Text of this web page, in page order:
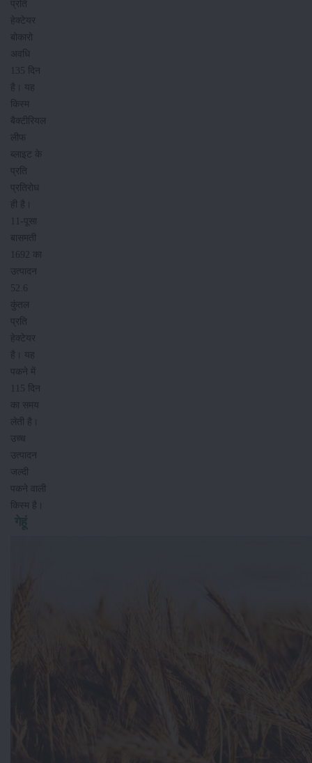
प्रति
हेक्टेयर
बोकारो
अवधि
135 दिन
है। यह
किस्म
बैक्टीरियल
लीफ
ब्लाइट के
प्रति
प्रतिरोध
ही है।
11-पूसा
बासमती
1692 का
उत्पादन
52.6
कुंतल
प्रति
हेक्टेयर
है। यह
पकने में
115 दिन
का समय
लेती है।
उच्च
उत्पादन
जल्दी
पकने वाली
किस्म है।
गेहूं